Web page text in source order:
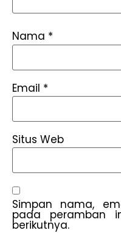
Nama *
Email *
Situs Web
Simpan nama,
pada peramban
berikutnya.